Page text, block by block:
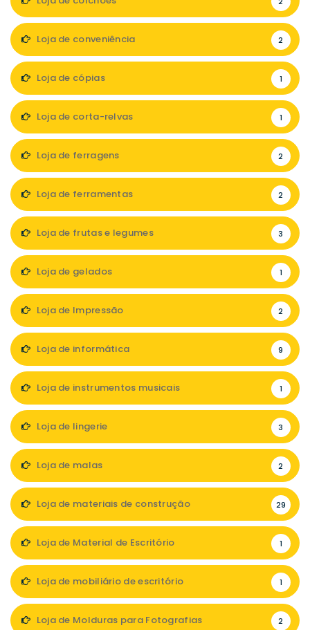
Loja de conveniência 2
Loja de cópias 1
Loja de corta-relvas 1
Loja de ferragens 2
Loja de ferramentas 2
Loja de frutas e legumes 3
Loja de gelados 1
Loja de Impressão 2
Loja de informática 9
Loja de instrumentos musicais 1
Loja de lingerie 3
Loja de malas 2
Loja de materiais de construção 29
Loja de Material de Escritório 1
Loja de mobiliário de escritório 1
Loja de Molduras para Fotografias 2